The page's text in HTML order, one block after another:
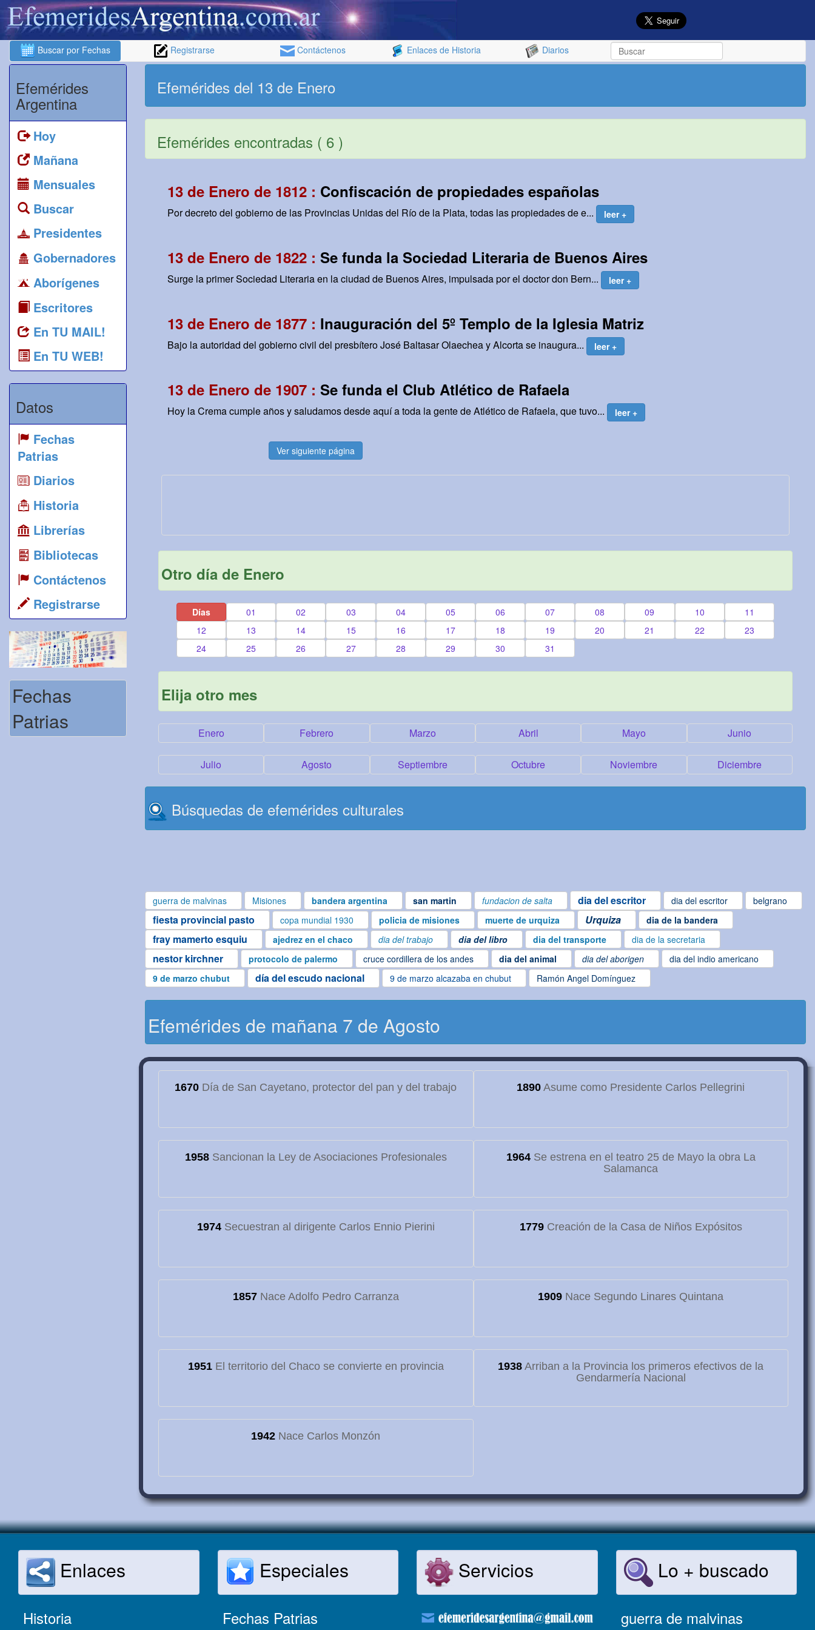
Buscar por Fechas Registrarse Contáctenos Enlaces de Historia Diarios
Efemérides
Argentina
Hoy
Mañana
Mensuales
Buscar
Presidentes
Gobernadores
Aborígenes
Escritores
En TU MAIL!
En TU WEB!
Datos
Fechas
Patrias
Diarios
Historia
Librerías
Bibliotecas
Contáctenos
Registrarse
Fechas
Patrias
Efemérides del 13 de Enero
Efemérides encontradas ( 6 )
13 de Enero de 1812 : Confiscación de propiedades españolas
Por decreto del gobierno de las Provincias Unidas del Río de la Plata, todas las propiedades de e... leer +
13 de Enero de 1822 : Se funda la Sociedad Literaria de Buenos Aires
Surge la primer Sociedad Literaria en la ciudad de Buenos Aires, impulsada por el doctor don Bern... leer +
13 de Enero de 1877 : Inauguración del 5º Templo de la Iglesia Matriz
Bajo la autoridad del gobierno civil del presbítero José Baltasar Olaechea y Alcorta se inaugura... leer +
13 de Enero de 1907 : Se funda el Club Atlético de Rafaela
Hoy la Crema cumple años y saludamos desde aquí a toda la gente de Atlético de Rafaela, que tuvo... leer +
Ver siguiente página
Otro día de Enero
Días 01 02 03 04 05 06 07 08 09 10
11
12
13 14 15 16 17 18 19 20 21 22
23
24
25 26 27 28 29 30 31
Elija otro mes
Enero Febrero Marzo Abril Mayo Junio
Julio Agosto Septiembre Octubre Noviembre Diciembre
Búsquedas de efemérides culturales
guerra de malvinas Misiones bandera argentina san martin fundacion de salta dia del escritor dia del escritor belgrano
fiesta provincial pasto copa mundial 1930 policia de misiones muerte de urquiza Urquiza dia de la bandera
fray mamerto esquiu ajedrez en el chaco dia del trabajo dia del libro dia del transporte dia de la secretaria
nestor kirchner protocolo de palermo cruce cordillera de los andes dia del animal dia del aborigen
dia del indio americano
9 de marzo chubut
día del escudo nacional 9 de marzo alcazaba en chubut Ramón Angel Domínguez
Efemérides de mañana 7 de Agosto
1670 Día de San Cayetano, protector del pan y del trabajo 1890 Asume como Presidente Carlos Pellegrini
1958Sancionan la Ley de Asociaciones Profesionales 1964Se estrena en el teatro 25 de Mayo la obra La
Salamanca
1974Secuestran al dirigente Carlos Ennio Pierini 1779Creación de la Casa de Niños Expósitos
1857Nace Adolfo Pedro Carranza 1909 Nace Segundo Linares Quintana
1951El territorio del Chaco se convierte en provincia 1938 Arriban a la Provincia los primeros efectivos de la
Gendarmería Nacional
1942 Nace Carlos Monzón
Enlaces
Historia
Especiales
Fechas Patrias
Servicios Lo + buscado
guerra de malvinas